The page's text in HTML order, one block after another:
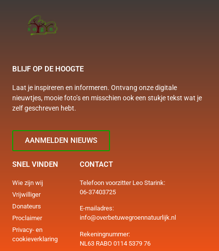
BLIJF OP DE HOOGTE
Laat je inspireren en informeren. Ontvang onze digitale
nieuwtjes, mooie foto’s en misschien ook een stukje tekst wat je
zelf geschreven hebt.
AANMELDEN NIEUWS
SNEL VINDEN
Wie zijn wij
Vrijwilliger
Donateurs
Proclaimer
Privacy- en
cookieverklaring
CONTACT
Telefoon voorzitter Leo Starink:
06-37403725
E-mailadres:
info@overbetuwegroennatuurlijk.nl
Rekeningnummer:
NL63 RABO 0114 5379 76